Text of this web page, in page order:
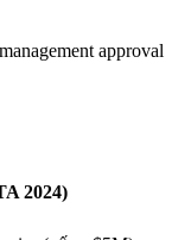
approval
2024)